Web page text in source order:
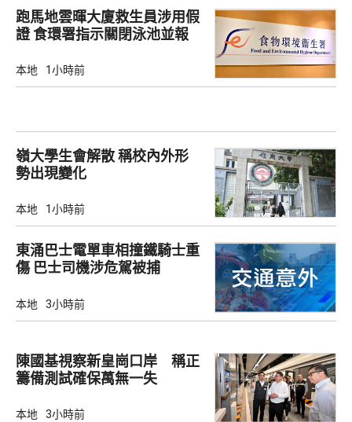
跑馬地雲暉大廈救生員涉用假
證 食環署指示關閉泳池並報
本地 1小時前
嶺大學生會解散 稱校內外形
勢出現變化
本地 1小時前
東涌巴士電單車相撞鐵騎士重
傷 巴士司機涉危駕被捕
本地 3小時前
陳國基視察新皇崗口岸 稱正
籌備測試確保萬無一失
本地 3小時前